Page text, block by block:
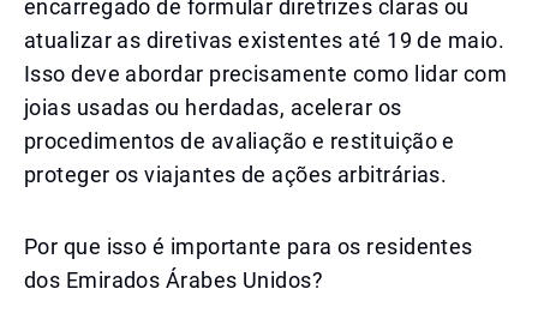
encarregado de formular diretrizes claras ou
atualizar as diretivas existentes até 19 de maio.
Isso deve abordar precisamente como lidar com
joias usadas ou herdadas, acelerar os
procedimentos de avaliação e restituição e
proteger os viajantes de ações arbitrárias.
Por que isso é importante para os residentes
dos Emirados Árabes Unidos?